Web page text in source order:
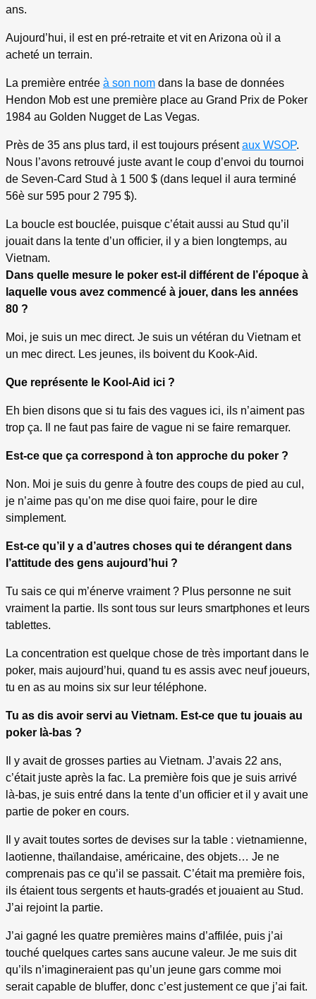
ans.
Aujourd’hui, il est en pré-retraite et vit en Arizona où il a
acheté un terrain.
La première entrée à son nom dans la base de données
Hendon Mob est une première place au Grand Prix de Poker
1984 au Golden Nugget de Las Vegas.
Près de 35 ans plus tard, il est toujours présentaux WSOP.
Nous l’avons retrouvé juste avant le coup d’envoi du tournoi
de Seven-Card Stud à 1 500 $ (dans lequel il aura terminé
56è sur 595 pour 2 795 $).
La boucle est bouclée, puisque c’était aussi au Stud qu’il
jouait dans la tente d’un officier, il y a bien longtemps, au
Vietnam.
Dans quelle mesure le poker est-il différent de l’époque à
laquelle vous avez commencé à jouer, dans les années
80 ?
Moi, je suis un mec direct. Je suis un vétéran du Vietnam et
un mec direct. Les jeunes, ils boivent du Kook-Aid.
Que représente le Kool-Aid ici ?
Eh bien disons que si tu fais des vagues ici, ils n’aiment pas
trop ça. Il ne faut pas faire de vague ni se faire remarquer.
Est-ce que ça correspond à ton approche du poker ?
Non. Moi je suis du genre à foutre des coups de pied au cul,
je n’aime pas qu’on me dise quoi faire, pour le dire
simplement.
Est-ce qu’il y a d’autres choses qui te dérangent dans
l’attitude des gens aujourd’hui ?
Tu sais ce qui m’énerve vraiment ? Plus personne ne suit
vraiment la partie. Ils sont tous sur leurs smartphones et leurs
tablettes.
La concentration est quelque chose de très important dans le
poker, mais aujourd’hui, quand tu es assis avec neuf joueurs,
tu en as au moins six sur leur téléphone.
Tu as dis avoir servi au Vietnam. Est-ce que tu jouais au
poker là-bas ?
Il y avait de grosses parties au Vietnam. J’avais 22 ans,
c’était juste après la fac. La première fois que je suis arrivé
là-bas, je suis entré dans la tente d’un officier et il y avait une
partie de poker en cours.
Il y avait toutes sortes de devises sur la table : vietnamienne,
laotienne, thaïlandaise, américaine, des objets… Je ne
comprenais pas ce qu’il se passait. C’était ma première fois,
ils étaient tous sergents et hauts-gradés et jouaient au Stud.
J’ai rejoint la partie.
J’ai gagné les quatre premières mains d’affilée, puis j’ai
touché quelques cartes sans aucune valeur. Je me suis dit
qu’ils n’imagineraient pas qu’un jeune gars comme moi
serait capable de bluffer, donc c’est justement ce que j’ai fait.